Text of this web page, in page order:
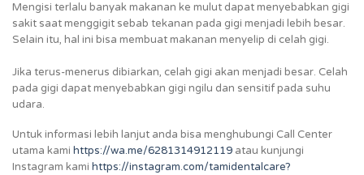
Mengisi terlalu banyak makanan ke mulut dapat menyebabkan gigi
sakit saat menggigit sebab tekanan pada gigi menjadi lebih besar.
Selain itu, hal ini bisa membuat makanan menyelip di celah gigi.
Jika terus-menerus dibiarkan, celah gigi akan menjadi besar. Celah
pada gigi dapat menyebabkan gigi ngilu dan sensitif pada suhu
udara.
Untuk informasi lebih lanjut anda bisa menghubungi Call Center
utama kami https://wa.me/6281314912119 atau kunjungi
Instagram kami https://instagram.com/tamidentalcare?